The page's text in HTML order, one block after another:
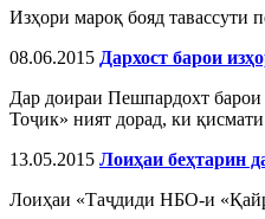
Изҳори мароқ бояд тавассути
08.06.2015 Дархост барои
Дар доираи Пешпардохт
Тоҷик» ният дорад, ки
13.05.2015 Лоиҳаи беҳтарин
Лоиҳаи «Таҷдиди НБО-и